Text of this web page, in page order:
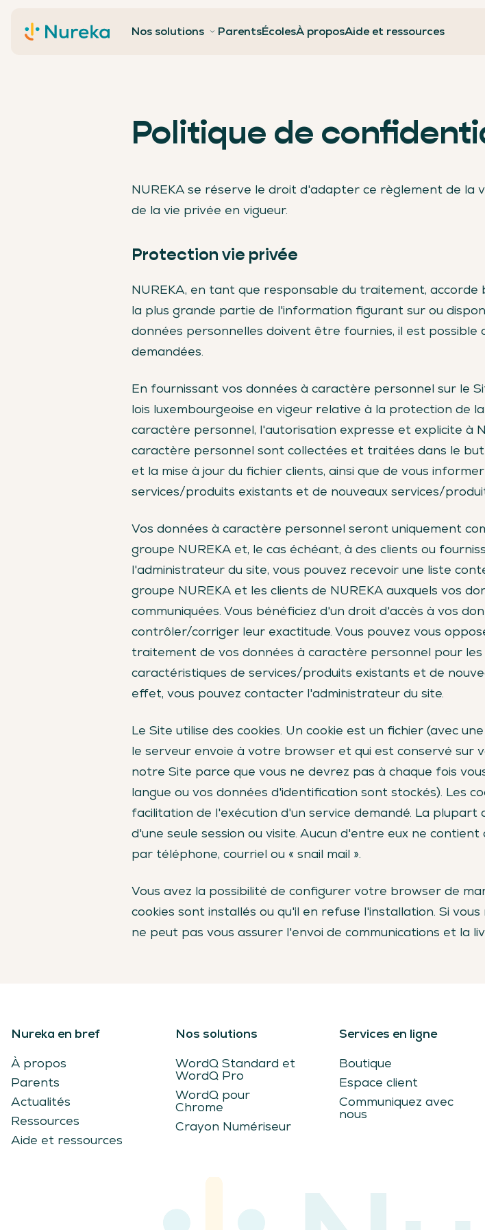
Nos solutions ParentsÉcolesÀ proposAide et ressources
Contact
Politique de
NUREKA se réserve le droit d'adapter ce règlement de
de la vie privée en vigueur.
Protection vie privée
NUREKA, en tant que responsable du traitement,
la plus grande partie de l'information figurant sur ou
données personnelles doivent être fournies, il est
demandées.
En fournissant vos données à caractère personnel sur le
lois luxembourgeoise en vigeur relative à la protection de
caractère personnel, l'autorisation expresse et explicite à
caractère personnel sont collectées et traitées dans le
et la mise à jour du fichier clients, ainsi que de vous
services/produits existants et de nouveaux services/
Vos données à caractère personnel seront uniquement
groupe NUREKA et, le cas échéant, à des clients ou
l'administrateur du site, vous pouvez recevoir une liste
groupe NUREKA et les clients de NUREKA auxquels vos
communiquées. Vous bénéficiez d'un droit d'accès à vos
contrôler/corriger leur exactitude. Vous pouvez vous
traitement de vos données à caractère personnel pour
caractéristiques de services/produits existants et de
effet, vous pouvez contacter l'administrateur du site.
Le Site utilise des cookies. Un cookie est un fichier (avec
le serveur envoie à votre browser et qui est conservé sur
notre Site parce que vous ne devrez pas à chaque fois
langue ou vos données d'identification sont stockés). Les
facilitation de l'exécution d'un service demandé. La
d'une seule session ou visite. Aucun d'entre eux ne
par téléphone, courriel ou « snail mail ».
Vous avez la possibilité de configurer votre browser de
cookies sont installés ou qu'il en refuse l'installation. Si
ne peut pas vous assurer l'envoi de communications et la
Nureka en bref
À propos
Parents
Actualités
Ressources
Aide et ressources
Nos solutions
WordQ Standard et
WordQ Pro
WordQ pour
Chrome
Crayon Numériseur
Services en ligne
Boutique
Espace client
Communiquez avec
nous